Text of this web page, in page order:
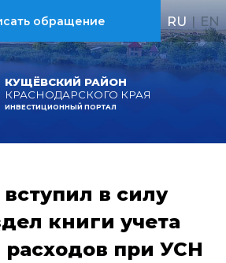
КУЩЁВСКИЙ РАЙОН
КРАСНОДАРСКОГО КРАЯ
ИНВЕСТИЦИОННЫЙ ПОРТАЛ
обращение RU | EN
вступил в силу
книги учета
при УСН